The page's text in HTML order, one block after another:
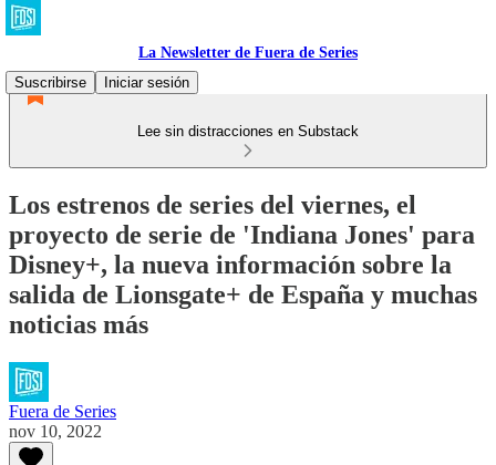
La Newsletter de Fuera de Series
Suscribirse
Iniciar sesión
Lee sin distracciones en Substack
Los estrenos de series del viernes, el
proyecto de serie de 'Indiana Jones' para
Disney+, la nueva información sobre la
salida de Lionsgate+ de España y muchas
noticias más
Fuera de Series
nov 10, 2022